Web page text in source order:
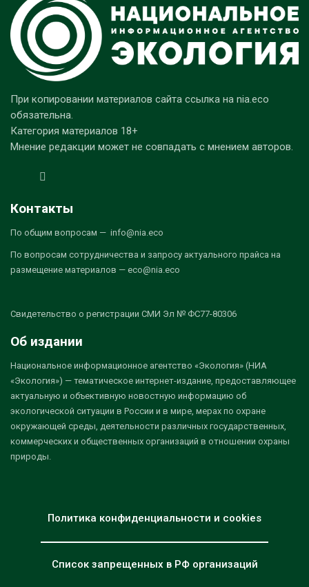
При копировании материалов сайта ссылка на nia.eco
обязательна.
Категория материалов 18+
Мнение редакции может не совпадать с мнением авторов.
Контакты
По общим вопросам — info@nia.eco
По вопросам сотрудничества и запросу актуального прайса на
размещение материалов — eco@nia.eco
Свидетельство о регистрации СМИ Эл № ФС77-80306
Об издании
Национальное информационное агентство «Экология» (НИА
«Экология») — тематическое интернет-издание, предоставляющее
актуальную и объективную новостную информацию об
экологической ситуации в России и в мире, мерах по охране
окружающей среды, деятельности различных государственных,
коммерческих и общественных организаций в отношении охраны
природы.
Политика конфиденциальности и cookies
Список запрещенных в РФ организаций